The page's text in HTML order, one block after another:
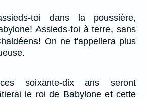
toi dans la poussière,
Assieds-toi à terre, sans
On ne t'appellera plus
soixante-dix ans seront
le roi de Babylone et cette